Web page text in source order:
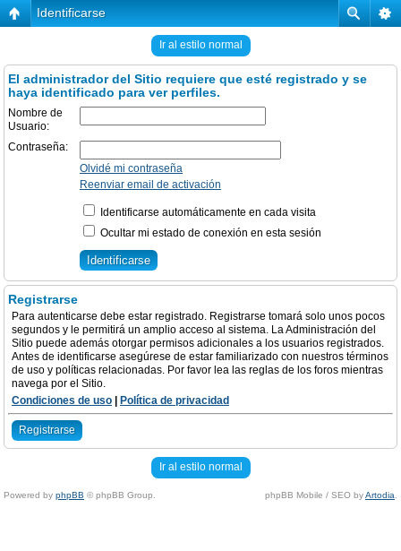
Identificarse
Ir al estilo normal
El administrador del Sitio requiere que esté registrado y se
haya identificado para ver perfiles.
Nombre de
Usuario:
Contraseña:
Olvidé mi contraseña
Reenviar email de activación
Identificarse automáticamente en cada visita
Ocultar mi estado de conexión en esta sesión
Registrarse
Para autenticarse debe estar registrado. Registrarse tomará solo unos pocos
segundos y le permitirá un amplio acceso al sistema. La Administración del
Sitio puede además otorgar permisos adicionales a los usuarios registrados.
Antes de identificarse asegúrese de estar familiarizado con nuestros términos
de uso y políticas relacionadas. Por favor lea las reglas de los foros mientras
navega por el Sitio.
Condiciones de uso
Política de privacidad
Registrarse
Ir al estilo normal
Powered by phpBB © phpBB Group. phpBB Mobile / SEO byArtodia